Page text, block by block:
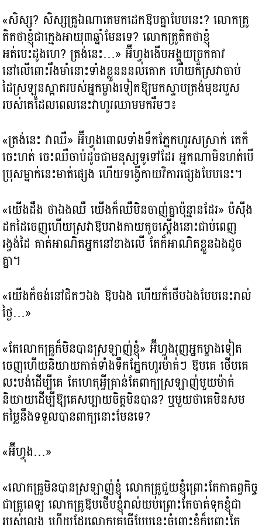
«សិស្ស? សិស្សគ្រូឯណាគេមកដេកឱបគ្នាបែបនេះ? លោកគ្រូ
គិតថាខ្ញុំជាក្មេងអាយុ៣ឆ្នាំមែនទេ? លោកគ្រូគិតថាខ្ញុំ
អត់បេះដូងហេ? ត្រង់នេះ…» អ៊ីហ្វុងងើបអង្គុយច្រកគាវ
នៅលើពោះរឹងមាំនោះទាំងខ្លួនននលគោក ហើយក៏ស្រវាចាប់
ដៃស្រឡូនស្អាតរបស់អ្នកម្ខាងទៀតឱ្យមកស្ទាបត្រង់មុខរបួស
របស់គេដែលពេលនេះវាហូរឈាមមករឹមៗ៖
«ត្រង់នេះ វាឈឺ» អ៊ីហ្វុងពោលទាំងទឹកភ្នែកហូរសស្រាក់ គេក៏
ចេះហត់ ចេះឈឺចាប់ដូចជាមនុស្សទូទៅដែរ អ្នកណាមិនហត់បើ
ប្រុសម្នាក់នេះមាត់ផ្សេង ហើយទង្វើកាយវិការផ្សេងបែបនេះ។
«យើងដឹង ថាឯងឈឺ យើងក៏ឈឺមិនចាញ់គ្នាប៉ុន្មានដែរ» ប៉ស៊ីង
ដកដៃចេញហើយស្រវាឱបរាងកាយតូចស្ដើងនោះជាប់ពេញ
រង្វង់ដៃ គាត់អាណិតអ្នកនៅខាងលើ តែក៏អាណិតខ្លួនឯងដូច
គ្នា។
«យើងក៏ចង់នៅជិតៗឯង ឱបឯង ហើយក៏ថើបឯងបែបនេះរាល់
ថ្ងៃ…»
«តែលោកគ្រូក៏មិនបានស្រឡាញ់ខ្ញុំ» អ៊ីហ្វុងរុញអ្នកម្ខាងទៀត
ចេញហើយនិយាយកាត់ទាំងទឹកភ្នែកហូរម៉ាត់ៗ ឱបគេ ថើបគេ
លះបង់ដើម្បីគេ តែហេតុអ្វីគ្រាន់តែពាក្យស្រឡាញ់មួយម៉ាត់
និយាយដើម្បីឱ្យគេសប្បាយចិត្តមិនបាន? ឬមួយថាគេមិនសម
តម្លៃនឹងទទួលបានពាក្យនោះមែនទេ?
«អ៊ីហ្វុង…»
«លោកគ្រូមិនបានស្រឡាញ់ខ្ញុំ លោកគ្រូជួយខ្ញុំព្រោះតែកាតព្វកិច្ច
ជាគ្រូពេទ្យ លោកគ្រូឱបថើបខ្ញុំរាល់យប់ព្រោះតែចាត់ទុកខ្ញុំជា